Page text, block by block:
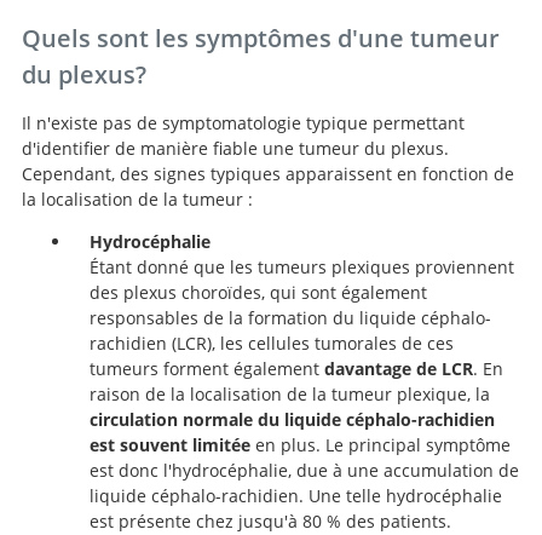
Quels sont les symptômes d'une tumeur
du plexus?
Il n'existe pas de symptomatologie typique permettant
d'identifier de manière fiable une tumeur du plexus.
Cependant, des signes typiques apparaissent en fonction de
la localisation de la tumeur :
Hydrocéphalie
Étant donné que les tumeurs plexiques proviennent
des plexus choroïdes, qui sont également
responsables de la formation du liquide céphalo-
rachidien (LCR), les cellules tumorales de ces
tumeurs forment également davantage de LCR. En
raison de la localisation de la tumeur plexique, la
circulation normale du liquide céphalo-rachidien
est souvent limitéeen plus. Le principal symptôme
est donc l'hydrocéphalie, due à une accumulation de
liquide céphalo-rachidien. Une telle hydrocéphalie
est présente chez jusqu'à 80 % des patients.